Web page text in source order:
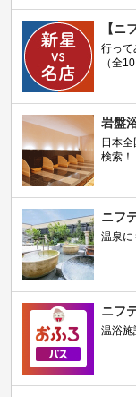
【ニ
行って
（全
岩盤
日本
検索！
ニフ
温泉に
ニフ
温浴施